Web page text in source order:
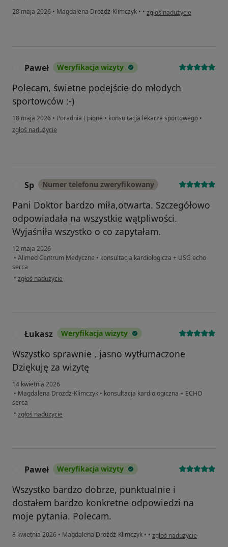
28 maja 2026 • Magdalena Drożdż-Klimczyk • • w opinii użytkownika BEATA
zgłoś nadużycie
Paweł Weryfikacja wizyty
Polecam, świetne podejście do młodych
sportowców :-)
18 maja 2026 • Poradnia Epione • konsultacja lekarza sportowego •
w opinii użytkownika Paweł
zgłoś nadużycie
Sp Numer telefonu zweryfikowany
Pani Doktor bardzo miła,otwarta. Szczegółowo
odpowiadała na wszystkie wątpliwości.
Wyjaśniła wszystko o co zapytałam.
12 maja 2026
• Alimed Centrum Medyczne • konsultacja kardiologicza + USG echo
serca
• w opinii użytkownika Sp
zgłoś nadużycie
Łukasz Weryfikacja wizyty
Wszystko sprawnie , jasno wytłumaczone
Dziękuję za wizytę
14 kwietnia 2026
• Magdalena Drożdż-Klimczyk • konsultacja kardiologiczna + ECHO
serca
• w opinii użytkownika Łukasz
zgłoś nadużycie
Paweł Weryfikacja wizyty
Wszystko bardzo dobrze, punktualnie i
dostałem bardzo konkretne odpowiedzi na
moje pytania. Polecam.
8 kwietnia 2026 • Magdalena Drożdż-Klimczyk • • w opinii użytkownika Paweł
zgłoś nadużycie